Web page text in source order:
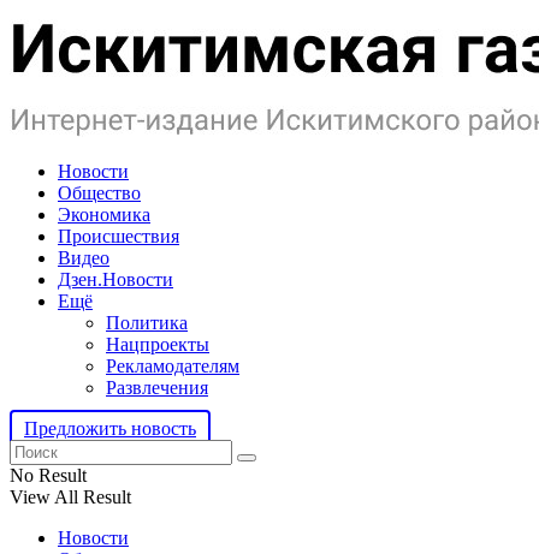
Новости
Общество
Экономика
Происшествия
Видео
Дзен.Новости
Ещё
Политика
Нацпроекты
Рекламодателям
Развлечения
Предложить новость
No Result
View All Result
Новости